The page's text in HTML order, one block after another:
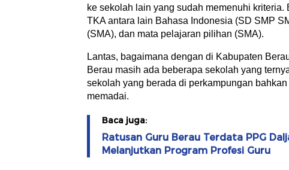
ke sekolah lain yang sudah memenuhi
TKA antara lain Bahasa Indonesia (SD SMP
(SMA), dan mata pelajaran pilihan (SMA).
Lantas, bagaimana dengan di Kabupaten
Berau masih ada beberapa sekolah yang
sekolah yang berada di perkampungan
memadai.
Baca juga:
Ratusan Guru Berau Terdata PPG
Melanjutkan Program Profesi Guru